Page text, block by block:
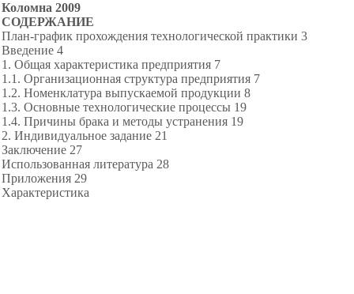
Коломна 2009
СОДЕРЖАНИЕ
План-график прохождения технологической практики 3
Введение 4
1. Общая характеристика предприятия 7
1.1. Организационная структура предприятия 7
1.2. Номенклатура выпускаемой продукции 8
1.3. Основные технологические процессы 19
1.4. Причины брака и методы устранения 19
2. Индивидуальное задание 21
Заключение 27
Использованная литература 28
Приложения 29
Характеристика